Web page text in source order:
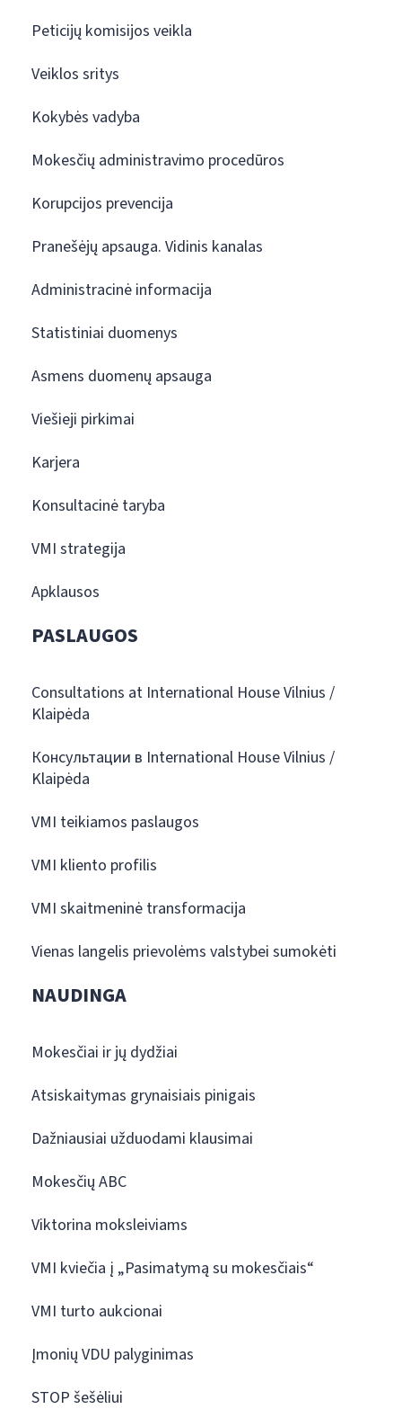
Peticijų komisijos veikla
Veiklos sritys
Kokybės vadyba
Mokesčių administravimo procedūros
Korupcijos prevencija
Pranešėjų apsauga. Vidinis kanalas
Administracinė informacija
Statistiniai duomenys
Asmens duomenų apsauga
Viešieji pirkimai
Karjera
Konsultacinė taryba
VMI strategija
Apklausos
PASLAUGOS
Consultations at International House Vilnius /
Klaipėda
Консультации в International House Vilnius /
Klaipėda
VMI teikiamos paslaugos
VMI kliento profilis
VMI skaitmeninė transformacija
Vienas langelis prievolėms valstybei sumokėti
NAUDINGA
Mokesčiai ir jų dydžiai
Atsiskaitymas grynaisiais pinigais
Dažniausiai užduodami klausimai
Mokesčių ABC
Viktorina moksleiviams
VMI kviečia į „Pasimatymą su mokesčiais“
VMI turto aukcionai
Įmonių VDU palyginimas
STOP šešėliui